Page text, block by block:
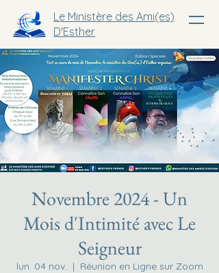
Le Ministère des Ami(es)
D'Esther
Novembre 2024 - Un
Mois d'Intimité avec Le
Seigneur
lun. 04 nov.
  |
Réunion en Ligne sur Zoom